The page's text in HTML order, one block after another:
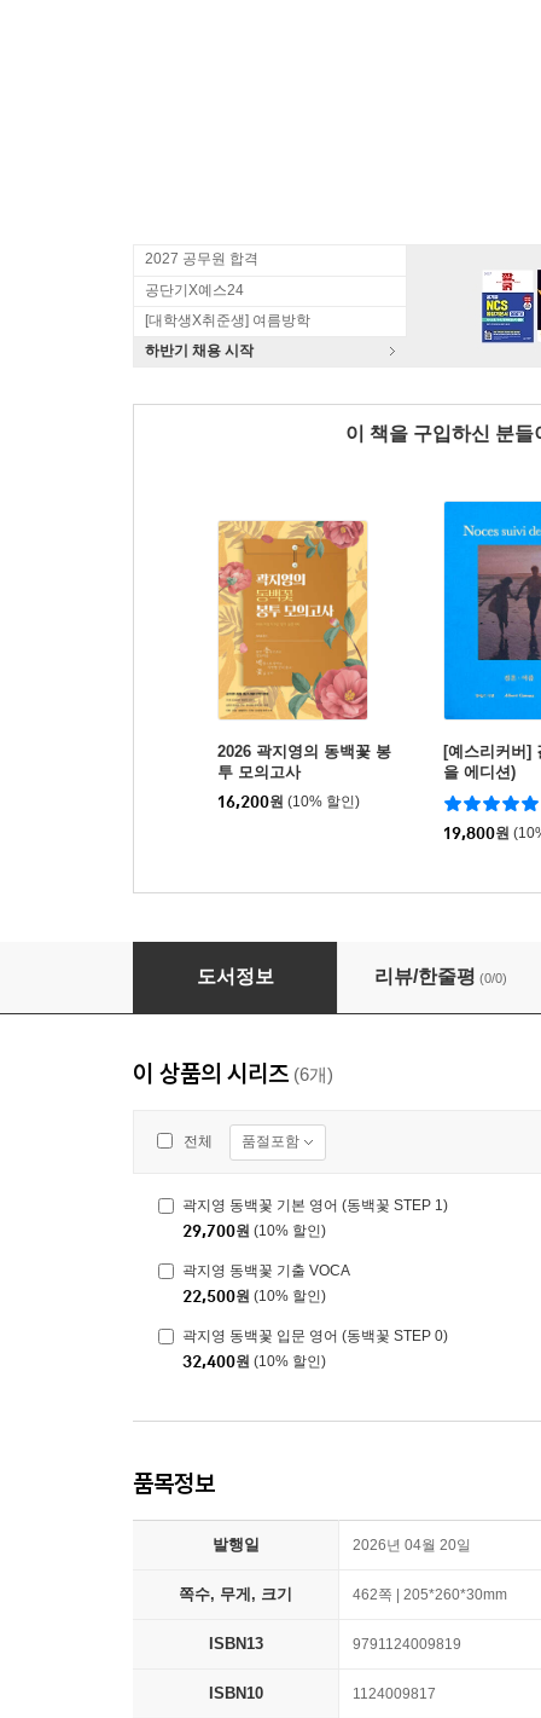
2027 공무원 합격
공단기X예스24
[대학생X취준생] 여름방학
하반기 채용 시작
이 책을 구입하신 분
2026 곽지영의 동백꽃 봉
투 모의고사
16,200원 (10% 할인)
[예스리커버]
을 에디션)
19,800원
곽지영 동백꽃 기본 영어 (동백꽃 STEP 1)
도서정보 리뷰/한줄평 (0/0)
이 상품의 시리즈 (6개)
전체 품절포함
곽지영 동백꽃 기본 영어 (동백꽃 STEP 1)
29,700원 (10% 할인)
곽지영 동백꽃 기출 VOCA
22,500원 (10% 할인)
곽지영 동백꽃 입문 영어 (동백꽃 STEP 0)
32,400원 (10% 할인)
품목정보
발행일 2026년 04월 20일
쪽수, 무게, 크기 462쪽 | 205*260*30mm
ISBN13 9791124009819
ISBN10 1124009817